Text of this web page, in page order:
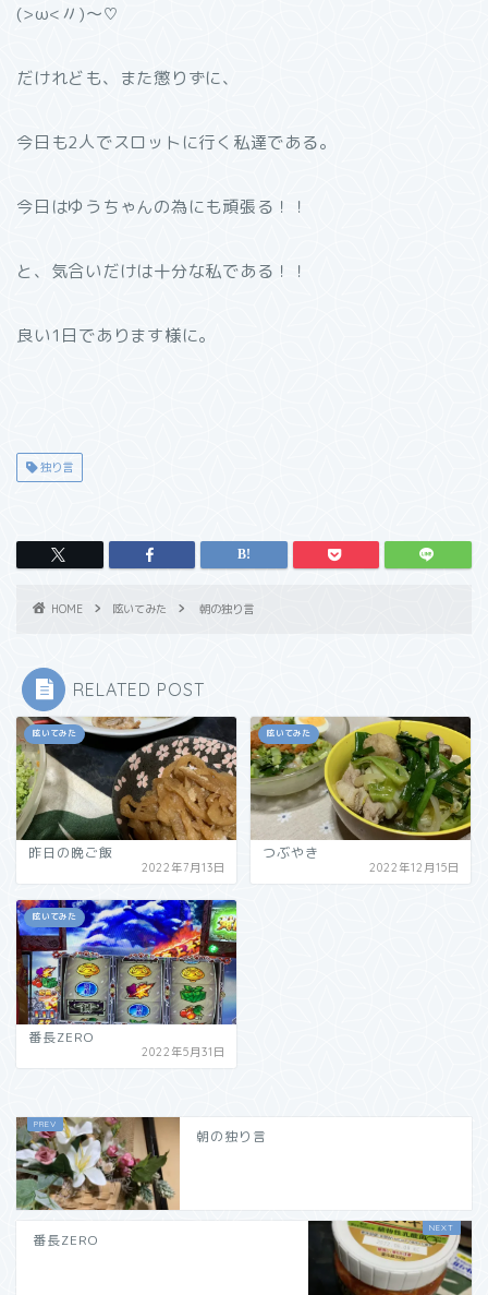
(>ω<〃)～♡
だけれども、また懲りずに、
今日も2人でスロットに行く私達である。
今日はゆうちゃんの為にも頑張る！！
と、気合いだけは十分な私である！！
良い1日であります様に。
独り言
HOME 呟いてみた 朝の独り言
RELATED POST
呟いてみた
昨日の晩ご飯
2022年7月13日
呟いてみた
つぶやき
2022年12月15日
呟いてみた
番長ZERO
2022年5月31日
朝の独り言
番長ZERO